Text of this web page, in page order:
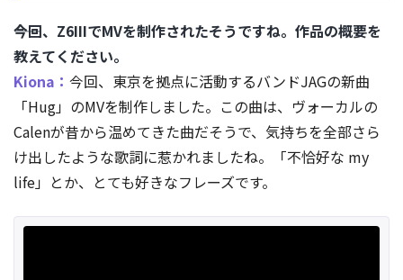
――今回、Z6IIIでMVを制作されたそうですね。作品の概要を
教えてください。
Kiona： 今回、東京を拠点に活動するバンドJAGの新曲
「Hug」のMVを制作しました。この曲は、ヴォーカルの
Calenが昔から温めてきた曲だそうで、気持ちを全部さら
け出したような歌詞に惹かれましたね。「不恰好な my
life」とか、とても好きなフレーズです。